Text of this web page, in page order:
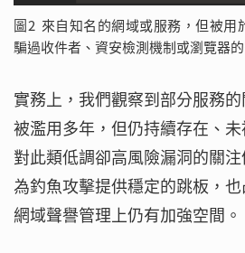
圖2 來自知名的網域或服務，但被用
騙過收件者、資安檢測機制或瀏覽器
實務上，我們觀察到部分服務
被濫用多年，但仍持續存在、
對此類低調卻高風險漏洞的關
為釣魚攻擊提供穩定的跳板，
網域聲譽管理上仍有加強空間。